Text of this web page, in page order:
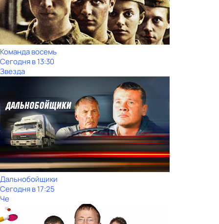
Команда восемь
Сегодня в 13:30
Звезда
Дальнобойщики
Сегодня в 17:25
Че